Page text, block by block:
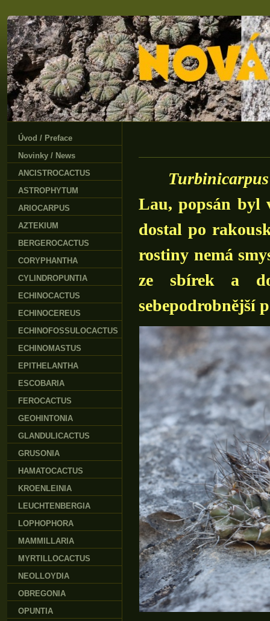
Turbinicarpus
Lau, popsán byl
dostal po
rostiny nemá
ze sbírek a
sebepodrobnější
Úvod / Preface
Novinky / News
ANCISTROCACTUS
ASTROPHYTUM
ARIOCARPUS
AZTEKIUM
BERGEROCACTUS
CORYPHANTHA
CYLINDROPUNTIA
ECHINOCACTUS
ECHINOCEREUS
ECHINOFOSSULOCACTUS
ECHINOMASTUS
EPITHELANTHA
ESCOBARIA
FEROCACTUS
GEOHINTONIA
GLANDULICACTUS
GRUSONIA
HAMATOCACTUS
KROENLEINIA
LEUCHTENBERGIA
LOPHOPHORA
MAMMILLARIA
MYRTILLOCACTUS
NEOLLOYDIA
OBREGONIA
OPUNTIA